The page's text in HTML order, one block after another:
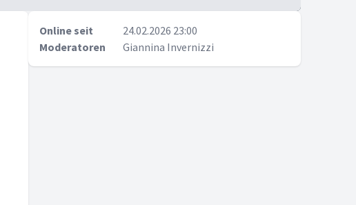
Online seit
24.02.2026 23:00
Moderatoren
Giannina Invernizzi